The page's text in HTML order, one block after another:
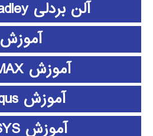
آلن بردلی Allen bradley
آموزش
آموزش 3D MAX
آموزش abaqus
آموزش ANSYS